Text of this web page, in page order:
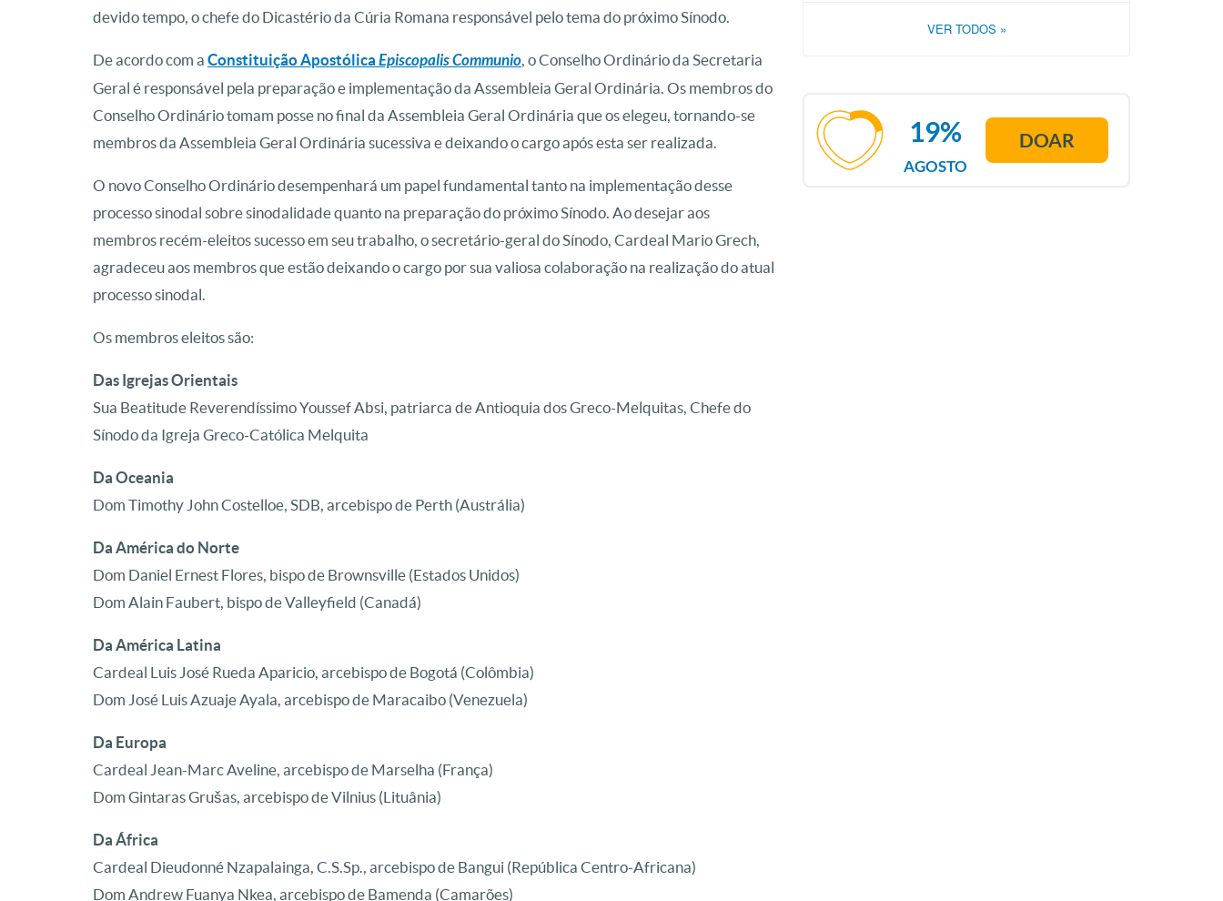
devido tempo, o chefe do Dicastério da Cúria Romana responsável pelo tema do próximo Sínodo.
De acordo com a Constituição Apostólica Episcopalis Communio, o Conselho Ordinário da Secretaria
Geral é responsável pela preparação e implementação da Assembleia Geral Ordinária. Os membros do
Conselho Ordinário tomam posse no final da Assembleia Geral Ordinária que os elegeu, tornando-se
membros da Assembleia Geral Ordinária sucessiva e deixando o cargo após esta ser realizada.
O novo Conselho Ordinário desempenhará um papel fundamental tanto na implementação desse
processo sinodal sobre sinodalidade quanto na preparação do próximo Sínodo. Ao desejar aos
membros recém-eleitos sucesso em seu trabalho, o secretário-geral do Sínodo, Cardeal Mario Grech,
agradeceu aos membros que estão deixando o cargo por sua valiosa colaboração na realização do atual
processo sinodal.
Os membros eleitos são:
Das Igrejas Orientais
Sua Beatitude Reverendíssimo Youssef Absi, patriarca de Antioquia dos Greco-Melquitas, Chefe do
Sínodo da Igreja Greco-Católica Melquita
Da Oceania
Dom Timothy John Costelloe, SDB, arcebispo de Perth (Austrália)
Da América do Norte
Dom Daniel Ernest Flores, bispo de Brownsville (Estados Unidos)
Dom Alain Faubert, bispo de Valleyfield (Canadá)
Da América Latina
Cardeal Luis José Rueda Aparicio, arcebispo de Bogotá (Colômbia)
Dom José Luis Azuaje Ayala, arcebispo de Maracaibo (Venezuela)
Da Europa
Cardeal Jean-Marc Aveline, arcebispo de Marselha (França)
Dom Gintaras Grušas, arcebispo de Vilnius (Lituânia)
Da África
Cardeal Dieudonné Nzapalainga, C.S.Sp., arcebispo de Bangui (República Centro-Africana)
Dom Andrew Fuanya Nkea, arcebispo de Bamenda (Camarões)
VER TODOS »
AGOSTO
19% DOAR